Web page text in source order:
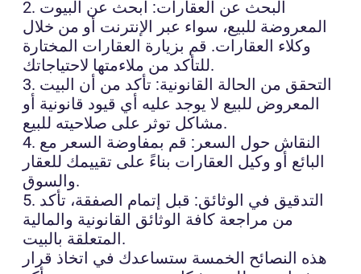
2. البحث عن العقارات: ابحث عن البيوت
المعروضة للبيع، سواء عبر الإنترنت أو من خلال
وكلاء العقارات. قم بزيارة العقارات المختارة
للتأكد من ملاءمتها لاحتياجاتك.
3. التحقق من الحالة القانونية: تأكد من أن البيت
المعروض للبيع لا يوجد عليه أي قيود قانونية أو
مشاكل توثر على صلاحيته للبيع.
4. النقاش حول السعر: قم بمفاوضة السعر مع
البائع أو وكيل العقارات بناءً على تقييمك للعقار
والسوق.
5. التدقيق في الوثائق: قبل إتمام الصفقة، تأكد
من مراجعة كافة الوثائق القانونية والمالية
المتعلقة بالبيت.
هذه النصائح الخمسة ستساعدك في اتخاذ قرار